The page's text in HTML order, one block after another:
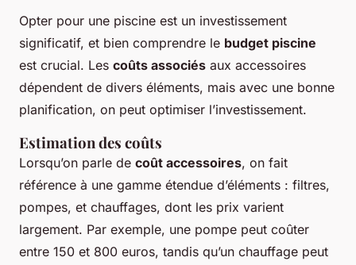
Opter pour une piscine est un investissement
significatif, et bien comprendre le budget piscine
est crucial. Les coûts associés aux accessoires
dépendent de divers éléments, mais avec une bonne
planification, on peut optimiser l’investissement.
Estimation des coûts
Lorsqu’on parle de coût accessoires, on fait
référence à une gamme étendue d’éléments : filtres,
pompes, et chauffages, dont les prix varient
largement. Par exemple, une pompe peut coûter
entre 150 et 800 euros, tandis qu’un chauffage peut